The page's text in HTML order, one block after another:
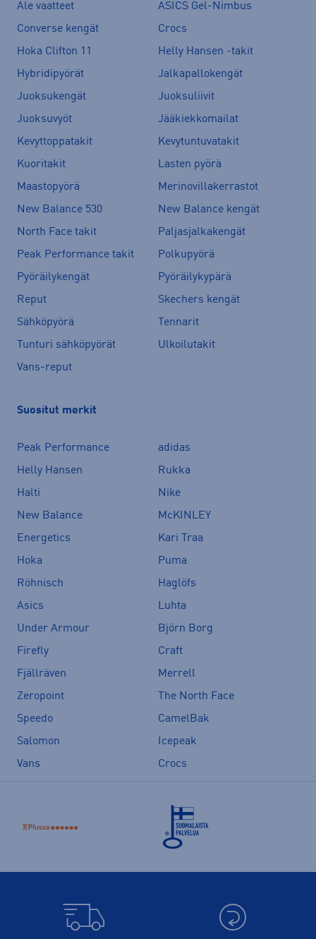
Ale vaatteet
ASICS Gel-Nimbus
Converse kengät
Crocs
Hoka Clifton 11
Helly Hansen -takit
Hybridipyörät
Jalkapallokengät
Juoksukengät
Juoksuliivit
Juoksuvyöt
Jääkiekkomailat
Kevyttoppatakit
Kevytuntuvatakit
Kuoritakit
Lasten pyörä
Maastopyörä
Merinovillakerrastot
New Balance 530
New Balance kengät
North Face takit
Paljasjalkakengät
Peak Performance takit
Polkupyörä
Pyöräilykengät
Pyöräilykypärä
Reput
Skechers kengät
Sähköpyörä
Tennarit
Tunturi sähköpyörät
Ulkoilutakit
Vans-reput
Suositut merkit
Peak Performance
adidas
Helly Hansen
Rukka
Halti
Nike
New Balance
McKINLEY
Energetics
Kari Traa
Hoka
Puma
Röhnisch
Haglöfs
Asics
Luhta
Under Armour
Björn Borg
Firefly
Craft
Fjällräven
Merrell
Zeropoint
The North Face
Speedo
CamelBak
Salomon
Icepeak
Vans
Crocs